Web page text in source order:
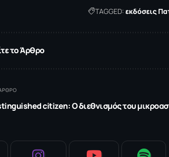
TAGGED: εκδόσεις
το Άρθρο
citizen: Ο διεθνισμός του